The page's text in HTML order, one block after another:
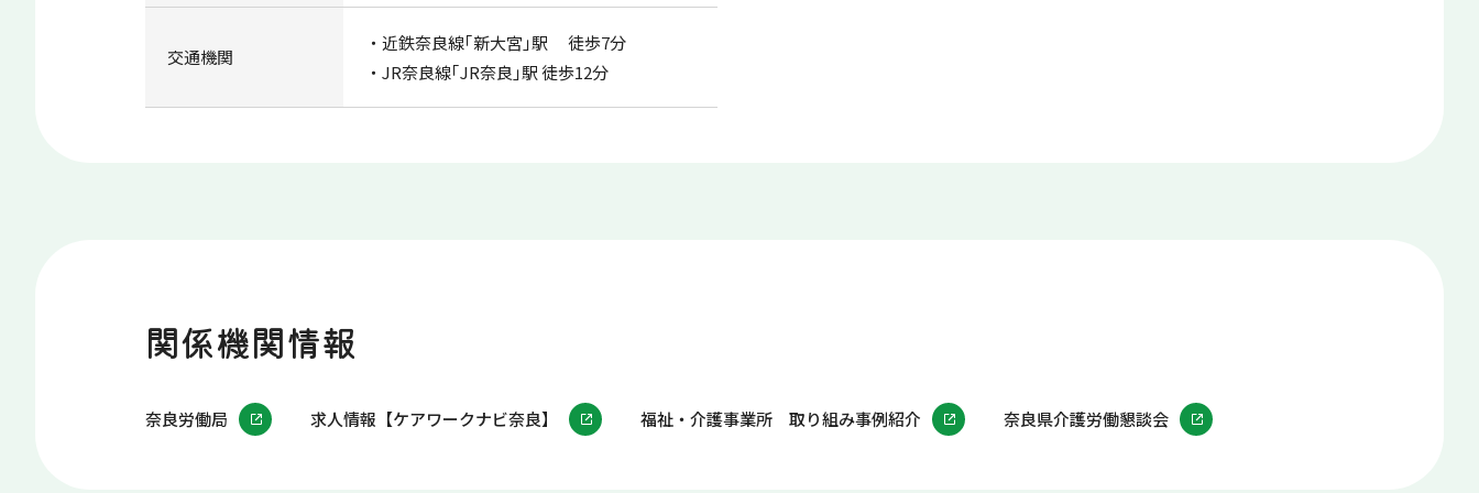
交通機関
近鉄奈良線｢新大宮｣駅 徒歩7分
JR奈良線｢JR奈良｣駅 徒歩12分
関係機関情報
奈良労働局 求人情報【ケアワークナビ奈良】 福祉・介護事業所 取り組み事例紹介 奈良県介護労働懇談会